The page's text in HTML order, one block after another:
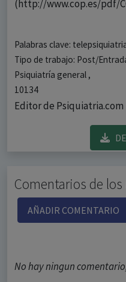
(http://www.cop.es/pdf/
Palabras clave:
Tipo de trabajo: Post/
Psiquiatría general ,
10134
Editor de Psiquiatria.com
Comentarios de
AÑADIR COMENTARIO
No hay ningun